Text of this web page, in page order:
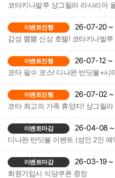
이벤트진행 26-07-20 ~
감성 뿜뿜 신상 호텔! 코타키나발루
이벤트진행 26-07-12
코타 필수 코스! 디나완 반딧불+
이벤트진행 26-07-02
코타 최고의 가족 휴양지! 샹그릴
이벤트마감 26-04-08
디나완 반딧불 이벤트 (성인 2인 예
이벤트마감 26-03-19
회원가입시 식당쿠폰 증정